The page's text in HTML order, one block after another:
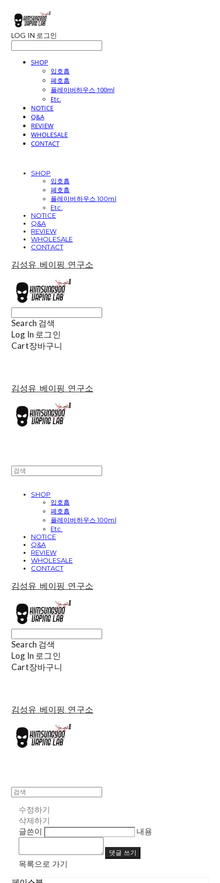
LOG IN 로그인
SHOP
입호흡
폐호흡
플레이버하우스 100ml
Etc.
NOTICE
Q&A
REVIEW
WHOLESALE
CONTACT
SHOP
입호흡
폐호흡
플레이버하우스 100ml
Etc.
NOTICE
Q&A
REVIEW
WHOLESALE
CONTACT
김성유 베이핑 연구소
Search 검색
Log In 로그인
Cart장바구니
김성유 베이핑 연구소
SHOP
입호흡
폐호흡
플레이버하우스 100ml
Etc.
NOTICE
Q&A
REVIEW
WHOLESALE
CONTACT
김성유 베이핑 연구소
Search 검색
Log In 로그인
Cart장바구니
김성유 베이핑 연구소
수정하기
삭제하기
글쓴이
내용
댓글 쓰기
목록으로 가기